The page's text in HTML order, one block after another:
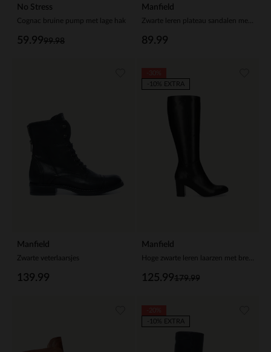
No Stress
Cognac bruine pump met lage hak
99.98
59.99
Manfield
89.99
Manfield
Zwarte veterlaarsjes
139.99
Manfield
179.99
125.99
-10% EXTRA
-10% EXTRA